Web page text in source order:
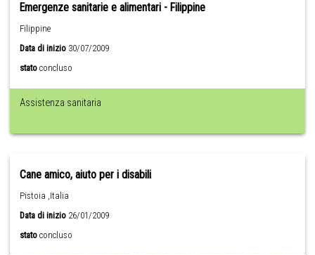
Emergenze sanitarie e alimentari - Filippine
Filippine
Data di inizio 30/07/2009
stato concluso
Assistenza sanitaria
Cane amico, aiuto per i disabili
Pistoia ,Italia
Data di inizio 26/01/2009
stato concluso